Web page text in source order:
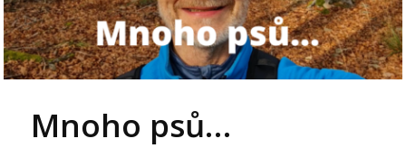
Mnoho psů…